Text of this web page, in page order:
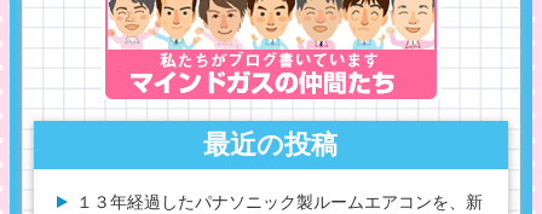
最近の投稿
１３年経過したパナソニック製ルームエアコンを、新